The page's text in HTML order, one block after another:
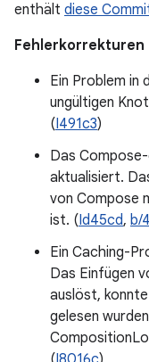
enthält diese
Fehlerkorrekturen
Ein Problem in
ungültigen
(I491c3)
Das
aktualisiert.
von Compose
ist. (Id45cd, b/
Ein Caching-
Das Einfügen
auslöst,
gelesen